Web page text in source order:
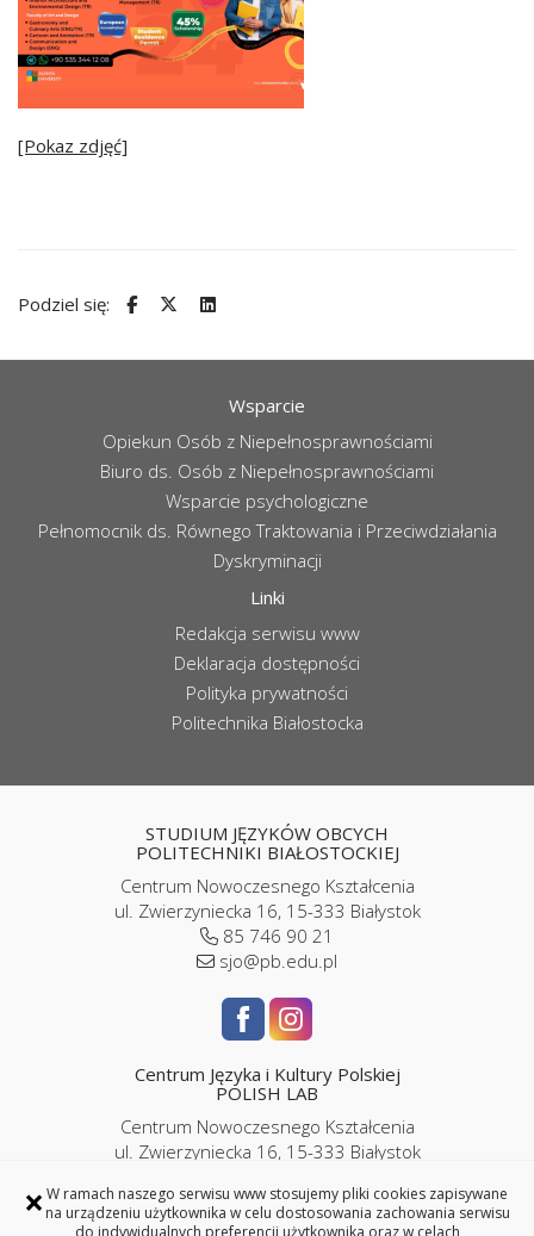
× W ramach naszego serwisu www stosujemy pliki cookies zapisywane
na urządzeniu użytkownika w celu dostosowania zachowania serwisu
do indywidualnych preferencji użytkownika oraz w celach
[Pokaz zdjęć]
Podziel się:
Wsparcie
Opiekun Osób z Niepełnosprawnościami
Biuro ds. Osób z Niepełnosprawnościami
Wsparcie psychologiczne
Pełnomocnik ds. Równego Traktowania i Przeciwdziałania
Dyskryminacji
Linki
Redakcja serwisu www
Deklaracja dostępności
Polityka prywatności
Politechnika Białostocka
STUDIUM JĘZYKÓW OBCYCH
POLITECHNIKI BIAŁOSTOCKIEJ
Centrum Nowoczesnego Kształcenia
ul. Zwierzyniecka 16, 15-333 Białystok
85 746 90 21
sjo@pb.edu.pl
Centrum Języka i Kultury Polskiej
POLISH LAB
Centrum Nowoczesnego Kształcenia
ul. Zwierzyniecka 16, 15-333 Białystok
85 746 9143 | 786 989 286
iplc@pb.edu.pl |
kursypl@pb.edu.pl